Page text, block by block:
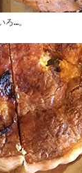
…。